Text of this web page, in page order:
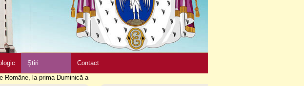
Știri Contact
Române, la prima Duminică a